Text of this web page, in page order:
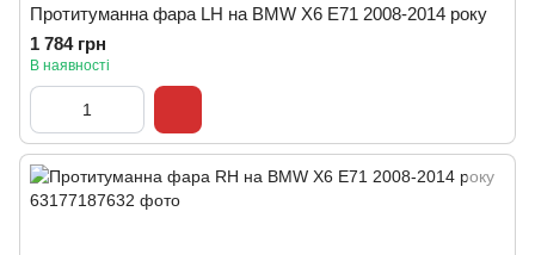
Протитуманна фара LH на BMW X6 E71 2008-2014 року
1 784 грн
В наявності